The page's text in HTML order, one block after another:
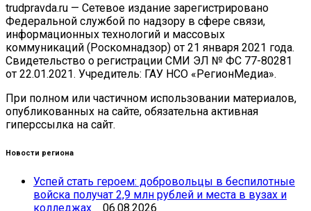
trudpravda.ru — Сетевое издание зарегистрировано
Федеральной службой по надзору в сфере связи,
информационных технологий и массовых
коммуникаций (Роскомнадзор) от 21 января 2021 года.
Свидетельство о регистрации СМИ ЭЛ № ФС 77-80281
от 22.01.2021. Учредитель: ГАУ НСО «РегионМедиа».
При полном или частичном использовании материалов,
опубликованных на сайте, обязательна активная
гиперссылка на сайт.
Новости региона
Успей стать героем: добровольцы в беспилотные
войска получат 2,9 млн рублей и места в вузах и
колледжах
06.08.2026